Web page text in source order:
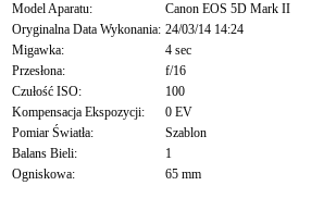
Model Aparatu:
Canon EOS 5D Mark II
Oryginalna Data Wykonania: 24/03/14 14:24
Migawka:
4 sec
Przesłona:
f/16
Czułość ISO:
100
Kompensacja Ekspozycji:
0 EV
Pomiar Światła:
Szablon
Balans Bieli:
1
Ogniskowa:
65 mm